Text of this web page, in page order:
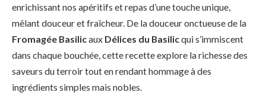
enrichissant nos apéritifs et repas d’une touche unique,
mêlant douceur et fraîcheur. De la douceur onctueuse de la
Fromagée Basilicaux Délices du Basilicqui s’immiscent
dans chaque bouchée, cette recette explore la richesse des
saveurs du terroir tout en rendant hommage à des
ingrédients simples mais nobles.